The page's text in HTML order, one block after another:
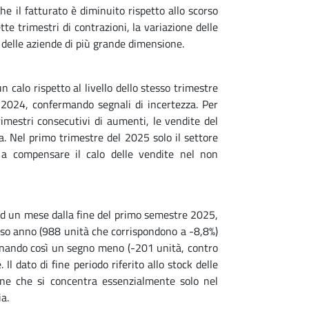
il fatturato è diminuito rispetto allo scorso
trimestri di contrazioni, la variazione delle
aziende di più grande dimensione.
calo rispetto al livello dello stesso trimestre
confermando segnali di incertezza. Per
consecutivi di aumenti, le vendite del
Nel primo trimestre del 2025 solo il settore
compensare il calo delle vendite nel non
un mese dalla fine del primo semestre 2025,
anno (988 unità che corrispondono a -8,8%)
così un segno meno (-201 unità, contro
dato di fine periodo riferito allo stock delle
che si concentra essenzialmente solo nel